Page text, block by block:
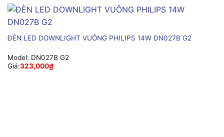
ĐÈN LED DOWNLIGHT VUÔNG PHILIPS 14W DN027B G2
Model: DN027B G2
Giá:323,000₫